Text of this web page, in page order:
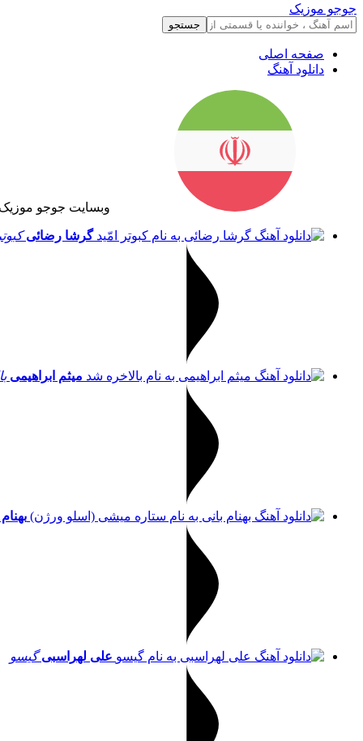
جوجو موزیک
جستجو
صفحه اصلی
دانلود آهنگ
وبسایت جوجو
گرشا رضائی
میثم ابراهیمی
علی لهراسبی گیسو